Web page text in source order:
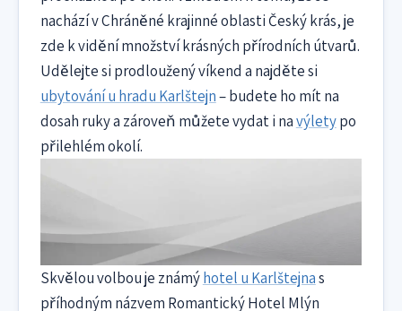
nachází v Chráněné krajinné oblasti Český krás, je
zde k vidění množství krásných přírodních útvarů.
Udělejte si prodloužený víkend a najděte si
ubytování u hradu Karlštejn– budete ho mít na
dosah ruky a zároveň můžete vydat i navýletypo
přilehlém okolí.
Skvělou volbou je známýhotel u Karlštejnas
příhodným názvem Romantický Hotel Mlýn